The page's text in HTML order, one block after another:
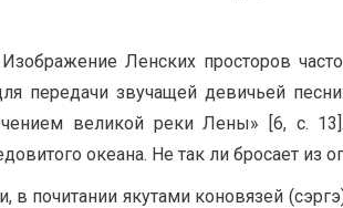
Ленских просторов
передачи звучащей девичьей
великой реки Лены» [6, с.
океана. Не так ли бросает из
в почитании якутами коновязей